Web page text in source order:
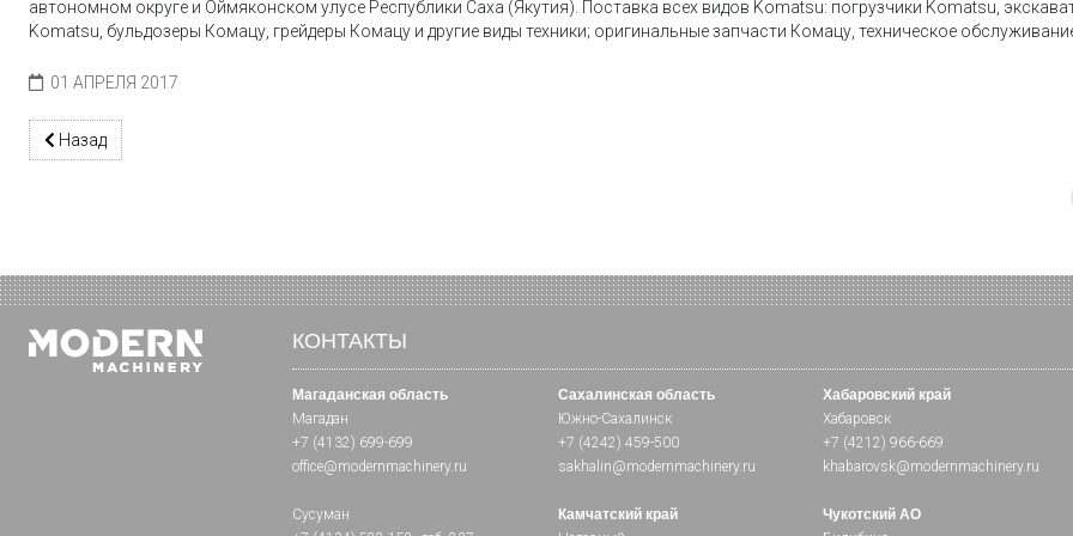
автономном округе и Оймяконском улусе Республики Саха (Якутия). Поставка всех видов Komatsu: погрузчики Komatsu,
Komatsu, бульдозеры Комацу, грейдеры Комацу и другие виды техники; оригинальные запчасти Комацу, техническое
01 АПРЕЛЯ 2017
Предыдущий: KOMATSU PC210NLC-8
Назад
КОНТАКТЫ
Магаданская область
Магадан
+7 (4132) 699-699
office@modernmachinery.ru
Сусуман
Сахалинская область
Южно-Сахалинск
+7 (4242) 459-500
sakhalin@modernmachinery.ru
Камчатский край
Хабаровский край
Хабаровск
+7 (4212) 966-669
khabarovsk@modernmachinery.ru
Чукотский АО